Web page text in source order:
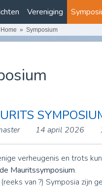
Vereniging
Home Symposium
14 april 2026
verheugenis en trots
Mauritssymposium.
van ?) Symposia zijn